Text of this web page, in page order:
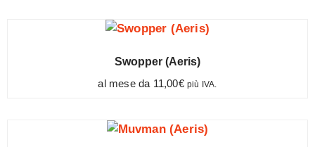
Swopper (Aeris)
al mese da 11,00€ più IVA.